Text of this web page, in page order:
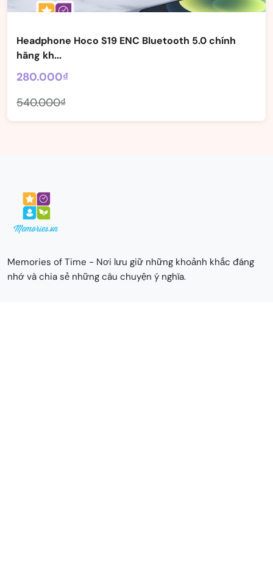
Headphone Hoco S19 ENC Bluetooth 5.0 chính
hãng kh...
280.000₫
540.000₫
Memories of Time - Nơi lưu giữ những khoảnh khắc đáng
nhớ và chia sẻ những câu chuyện ý nghĩa.